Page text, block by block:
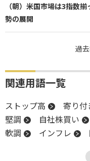
（朝）米国市場は3指数
勢の展開
過
関連用語一覧
ストップ高 寄り付
堅調
自社株買い
軟調
インフレ